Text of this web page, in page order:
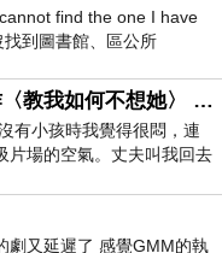
find the one I have
到圖書館、區公所
AI葛蘭婚後復出作〈教我如何不想她〉 #戀上老電影 #葛蘭 #粟子
有小孩時我覺得很悶，連
片場的空氣。丈夫叫我回去
何不想她〉（1963
劇又延遲了 感覺GMM的執